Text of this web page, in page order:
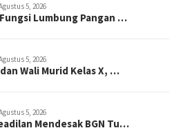
5, 2026
Lumbung Pangan …
5, 2026
Wali Murid Kelas X, …
5, 2026
Mendesak BGN Tu…